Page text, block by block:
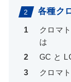
各種ク
クロマ
は
GC と
クロマ